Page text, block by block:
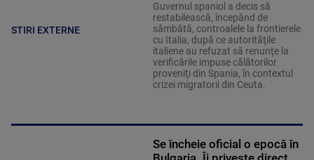
STIRI EXTERNE
Guvernul spaniol a decis să
restabilească, începând de
sâmbătă, controalele la frontierele
cu Italia, după ce autorităţile
italiene au refuzat să renunţe la
verificările impuse călătorilor
proveniţi din Spania, în contextul
crizei migratorii din Ceuta.
Se încheie oficial o epocă în